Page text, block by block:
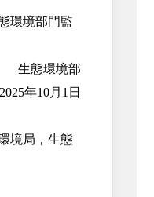
環境部門監
生態環境部
年10月1日
境局，生態